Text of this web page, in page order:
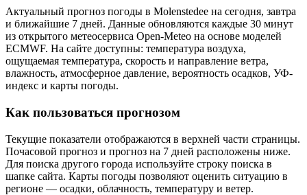
Актуальный прогноз погоды в Molenstedeе на сегодня, завтра
и ближайшие 7 дней. Данные обновляются каждые 30 минут
из открытого метеосервиса Open-Meteo на основе моделей
ECMWF. На сайте доступны: температура воздуха,
ощущаемая температура, скорость и направление ветра,
влажность, атмосферное давление, вероятность осадков, УФ-
индекс и карты погоды.
Как пользоваться прогнозом
Текущие показатели отображаются в верхней части страницы.
Почасовой прогноз и прогноз на 7 дней расположены ниже.
Для поиска другого города используйте строку поиска в
шапке сайта. Карты погоды позволяют оценить ситуацию в
регионе — осадки, облачность, температуру и ветер.